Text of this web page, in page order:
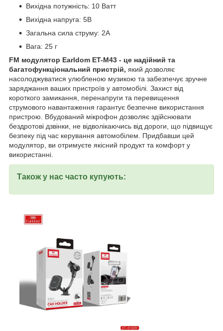
Вихідна потужність: 10 Ватт
Вихідна напруга: 5В
Загальна сила струму: 2А
Вага: 25 г
FM модулятор Earldom ET-M43 - це надійний та
багатофункціональний пристрій, який дозволяє
насолоджуватися улюбленою музикою та забезпечує зручне
заряджання ваших пристроїв у автомобілі. Захист від
короткого замикання, перенапруги та перевищення
струмового навантаження гарантує безпечне використання
пристрою. Вбудований мікрофон дозволяє здійснювати
бездротові дзвінки, не відволікаючись від дороги, що підвищує
безпеку під час керування автомобілем. Придбавши цей
модулятор, ви отримуєте якісний продукт та комфорт у
використанні.
Також у нас часто купують: